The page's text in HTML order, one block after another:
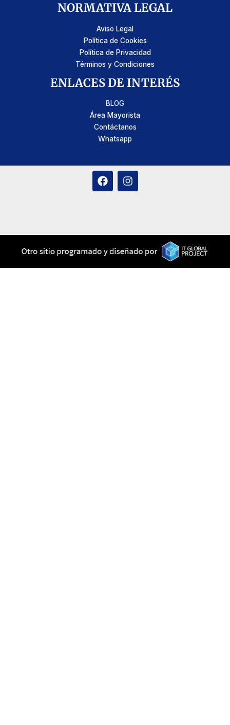
NORMATIVA LEGAL
Aviso Legal
Política de Cookies
Política de Privacidad
Términos y Condiciones
ENLACES DE INTERÉS
BLOG
Área Mayorista
Contáctanos
Whatsapp
F
a
o
k
I
n
r
a
m